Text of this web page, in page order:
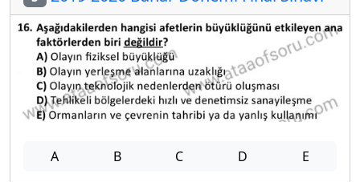
A B C D E